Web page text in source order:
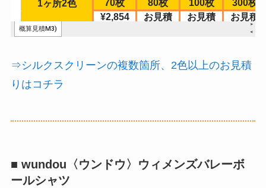
⇒シルクスクリーンの複数箇所、2色以上のお見積
りはコチラ
■ wundou〈ウンドウ〉ウィメンズバレーボ
ールシャツ